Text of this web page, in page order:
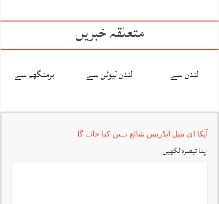
متعلقہ خبریں
لندن سے لندن لیوٹن سے برمنگھم سے
آپکا ای میل ایڈریس شائع نہیں کیا جائے گا
اپنا تبصرہ لکھیں